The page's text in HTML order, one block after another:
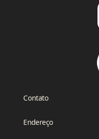
Contato
Endereço